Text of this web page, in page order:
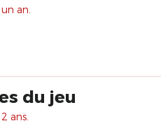
an.
du jeu
ans.